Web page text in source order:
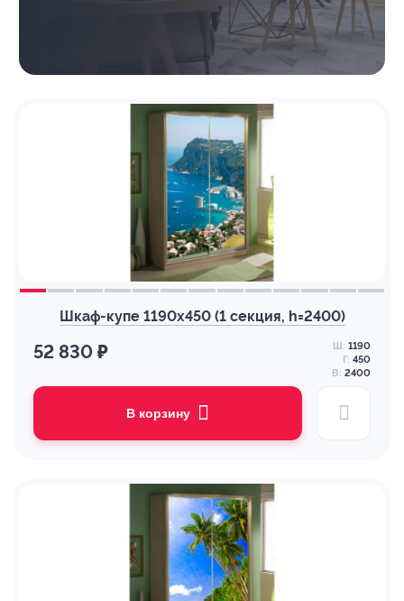
Шкаф-купе 1190х450 (1 секция, h=2400)
52 830 ₽ Ш: 1190
Г: 450
В: 2400
В корзину